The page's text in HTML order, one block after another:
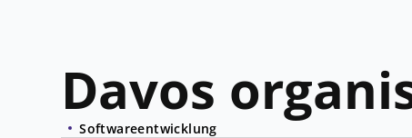
Davos
Softwareentwicklung